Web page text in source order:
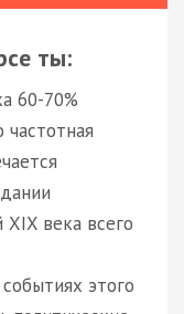
ты:
60-70%
века всего
этого